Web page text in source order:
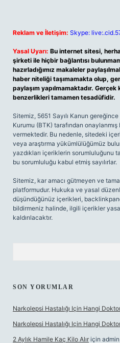
Reklam ve İletişim: Skype:
Yasal Uyarı: Bu internet sitesi,
şirketi ile hiçbir bağlantısı
hazırladığımız makaleler
haber niteliği taşımamakta olup,
paylaşım yapılmamaktadır.
benzerlikleri tamamen tesadüfidir.
Sitemiz, 5651 Sayılı Kanun
Kurumu (BTK) tarafından
vermektedir. Bu nedenle, sitedeki
veya araştırma yükümlülüğümüz
yazdıkları içeriklerin sorumluluğunu
bu sorumluluğu kabul etmiş sayılırlar.
Sitemiz, kar amacı gütmeyen ve
platformudur. Hukuka ve yasal
düşündüğünüz içerikleri,
bildirmeniz halinde, ilgili içerikler
kaldırılacaktır.
SON YORUMLAR
Narkolepsi Hastalığı Için Hangi
Narkolepsi Hastalığı Için Hangi
2 Aylık Hamile Kaç Kilo Alır için admin